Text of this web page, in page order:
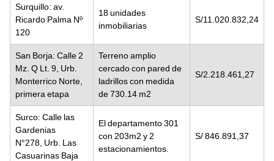
Surquillo: av.
Ricardo Palma Nº
120
18 unidades
inmobiliarias
S/11.020.832,24
San Borja: Calle 2
Mz. Q Lt. 9, Urb.
Monterrico Norte,
primera etapa
Terreno amplio
cercado con pared de
ladrillos con medida
de 730.14 m2
S/2.218.461,27
Surco: Calle las
Gardenias
N°278, Urb. Las
Casuarinas Baja
El departamento 301
con 203m2 y 2
estacionamientos.
S/ 846.891,37